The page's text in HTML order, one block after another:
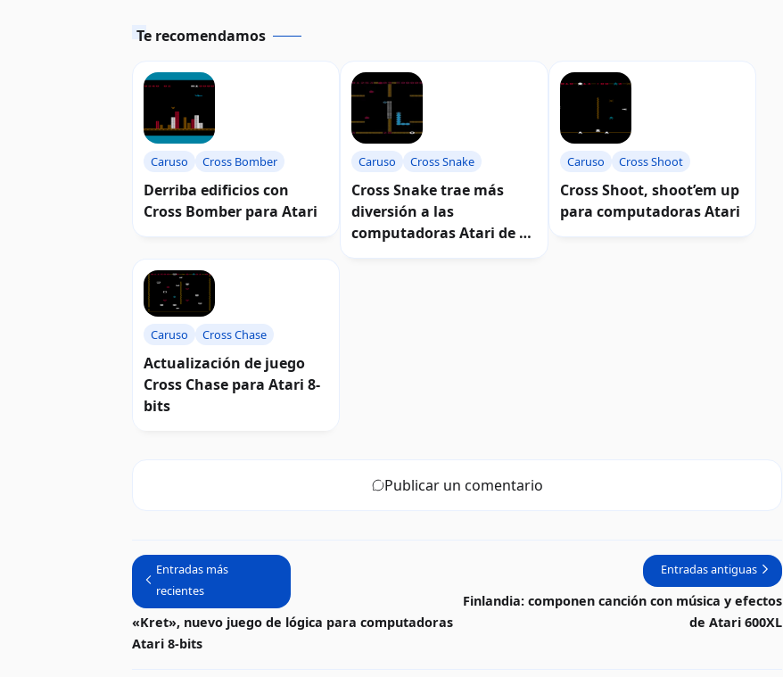
Te recomendamos
Caruso Cross Bomber
Derriba edificios con
Cross Bomber para Atari
Caruso Cross Snake
Cross Snake trae más
diversión a las
computadoras Atari de 8
Caruso Cross Shoot
Cross Shoot, shoot’em up
para computadoras Atari
Caruso Cross Chase
Actualización de juego
Cross Chase para Atari 8-
bits
Publicar un comentario
Entradas más
recientes
«Kret», nuevo juego de lógica para computadoras
Atari 8-bits
Entradas antiguas
Finlandia: componen canción con música y efectos
de Atari 600XL